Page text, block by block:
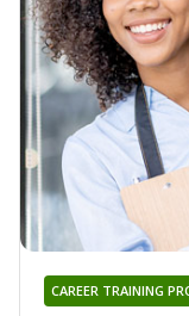
CAREER TRAINING